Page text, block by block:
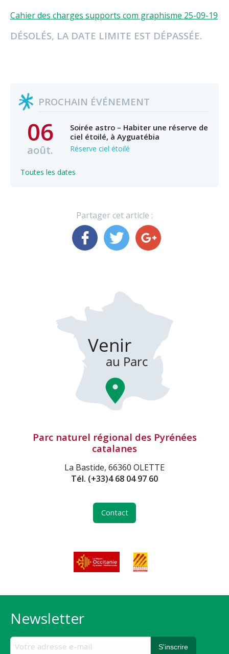
Cahier des charges supports com graphisme 25-09-19
DÉSOLÉS, LA DATE LIMITE EST DÉPASSÉE.
PROCHAIN ÉVÉNEMENT
06
août.
Soirée astro – Habiter une réserve de
ciel étoilé, à Ayguatébia
Réserve ciel étoilé
Toutes les dates
Partager cet article :
Parc naturel régional des Pyrénées
catalanes
La Bastide, 66360 OLETTE
Tél. (+33)4 68 04 97 60
Contact
Newsletter